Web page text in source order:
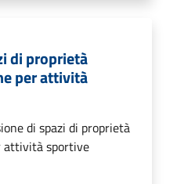
di proprietà
per attività
di spazi di proprietà
attività sportive